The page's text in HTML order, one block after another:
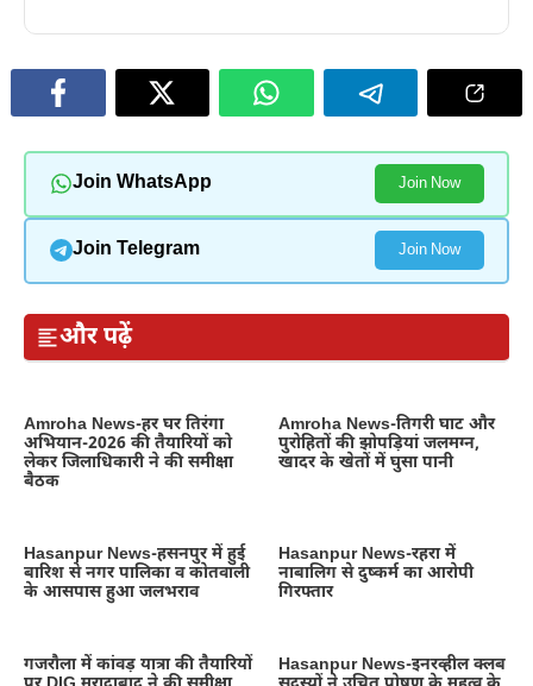
Join WhatsApp Join Now
Join Telegram Join Now
और पढ़ें
Amroha News-हर घर तिरंगा
अभियान-2026 की तैयारियों को
लेकर जिलाधिकारी ने की समीक्षा
बैठक
Amroha News-तिगरी घाट और
पुरोहितों की झोपड़ियां जलमग्न,
खादर के खेतों में घुसा पानी
Hasanpur News-हसनपुर में हुई
बारिश से नगर पालिका व कोतवाली
के आसपास हुआ जलभराव
Hasanpur News-रहरा में
नाबालिग से दुष्कर्म का आरोपी
गिरफ्तार
गजरौला में कांवड़ यात्रा की तैयारियों
Hasanpur News-इनरव्हील क्लब